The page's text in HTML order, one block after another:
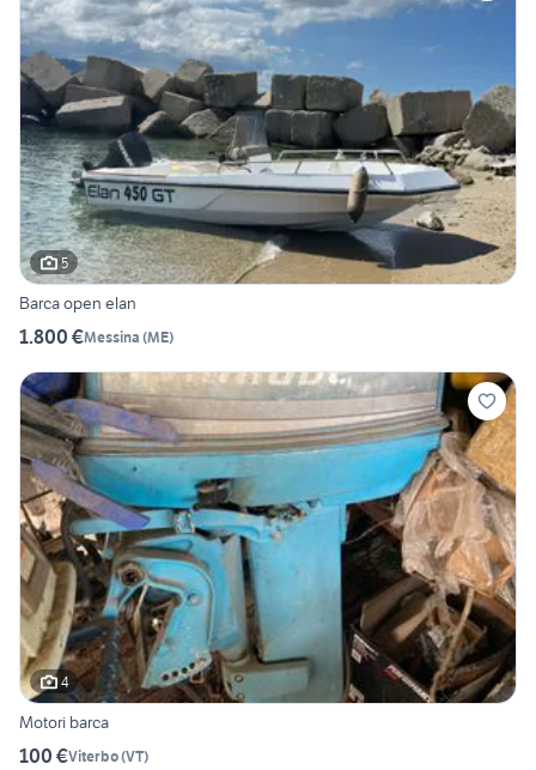
5
Barca open elan
1.800 €Messina (ME)
4
Motori barca
100 €Viterbo(VT)